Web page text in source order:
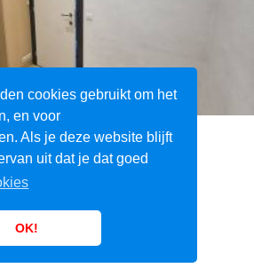
cookies gebruikt om het
en voor
Als je deze website blijft
uit dat je dat goed
OK!